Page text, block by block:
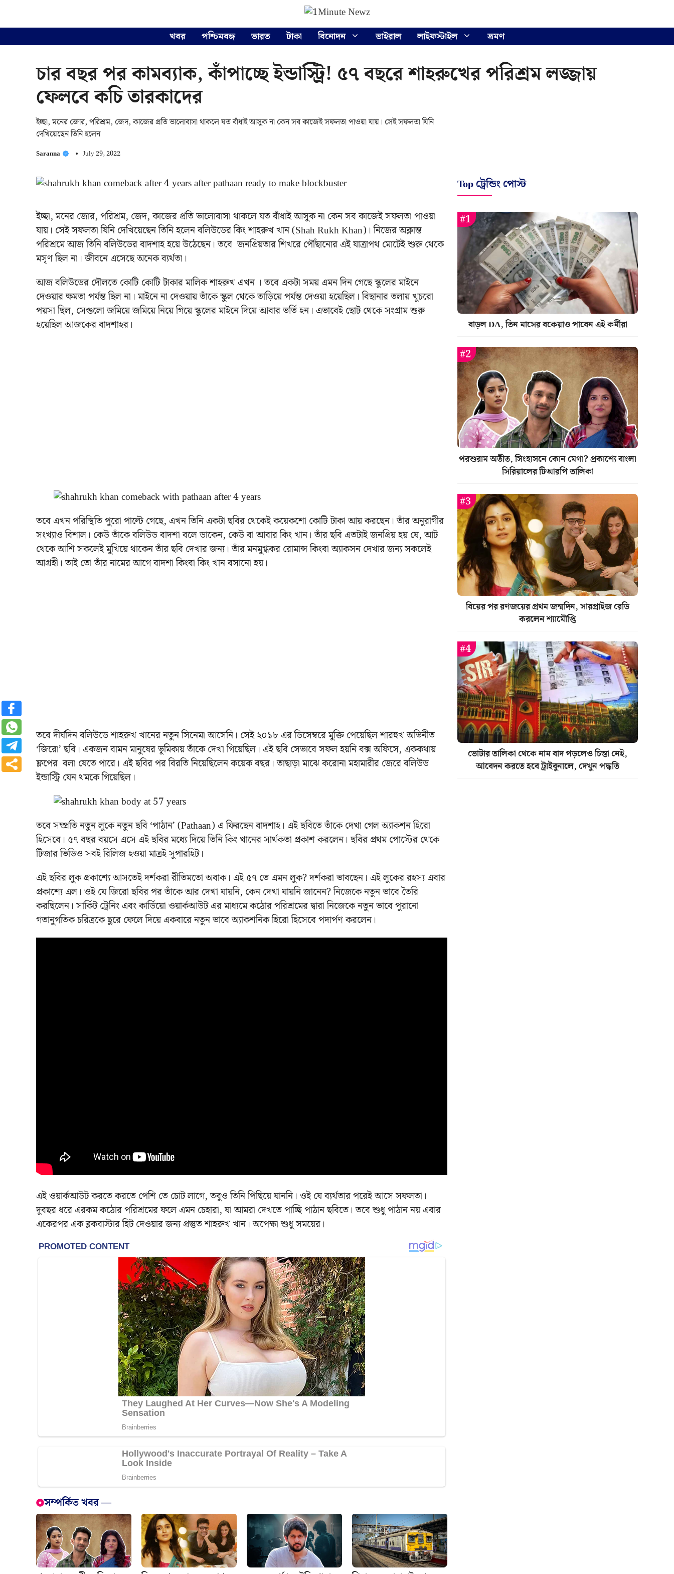
খবর পশ্চিমবঙ্গ ভারত টাকা বিনোদন ভাইরাল লাইফস্টাইল ভ্রমণ
চার বছর পর কামব্যাক, কাঁপাচ্ছে ইন্ডাস্ট্রি! ৫৭ বছরে শাহরুখের পরিশ্রম লজ্জায়
ফেলবে কচি তারকাদের
ইচ্ছা, মনের জোর, পরিশ্রম, জেদ, কাজের প্রতি ভালোবাসা থাকলে যত বাঁধাই আসুক না কেন সব কাজেই সফলতা পাওয়া যায়। সেই সফলতা যিনি
দেখিয়েছেন তিনি হলেন
Saranna July 29, 2022
ইচ্ছা, মনের জোর, পরিশ্রম, জেদ, কাজের প্রতি ভালোবাসা থাকলে যত বাঁধাই আসুক না কেন সব কাজেই সফলতা পাওয়া
যায়। সেই সফলতা যিনি দেখিয়েছেন তিনি হলেন বলিউডের কিং শাহরুখ খান (Shah Rukh Khan)। নিজের অক্লান্ত
পরিশ্রমে আজ তিনি বলিউডের বাদশাহ হয়ে উঠেছেন। তবে জনপ্রিয়তার শিখরে পৌঁছানোর এই যাত্রাপথ মোটেই শুরু থেকে
মসৃণ ছিল না। জীবনে এসেছে অনেক ব্যর্থতা।
আজ বলিউডের দৌলতে কোটি কোটি টাকার মালিক শাহরুখ এখন । তবে একটা সময় এমন দিন গেছে স্কুলের মাইনে
দেওয়ার ক্ষমতা পর্যন্ত ছিল না। মাইনে না দেওয়ায় তাঁকে স্কুল থেকে তাড়িয়ে পর্যন্ত দেওয়া হয়েছিল। বিছানার তলায় খুচরো
পয়সা ছিল, সেগুলো জমিয়ে জমিয়ে নিয়ে গিয়ে স্কুলের মাইনে দিয়ে আবার ভর্তি হন। এভাবেই ছোট থেকে সংগ্রাম শুরু
হয়েছিল আজকের বাদশাহর।
তবে এখন পরিস্থিতি পুরো পাল্টে গেছে, এখন তিনি একটা ছবির থেকেই কয়েকশো কোটি টাকা আয় করছেন। তাঁর অনুরাগীর
সংখ্যাও বিশাল। কেউ তাঁকে বলিউড বাদশা বলে ডাকেন, কেউ বা আবার কিং খান। তাঁর ছবি এতটাই জনপ্রিয় হয় যে, আট
থেকে আশি সকলেই মুখিয়ে থাকেন তাঁর ছবি দেখার জন্য। তাঁর মনমুগ্ধকর রোমান্স কিংবা অ্যাকসন দেখার জন্য সকলেই
আগ্রহী। তাই তো তাঁর নামের আগে বাদশা কিংবা কিং খান বসানো হয়।
তবে দীর্ঘদিন বলিউডে শাহরুখ খানের নতুন সিনেমা আসেনি। সেই ২০১৮ এর ডিসেম্বরে মুক্তি পেয়েছিল শারহুখ অভিনীত
‘জিরো’ ছবি। একজন বামন মানুষের ভূমিকায় তাঁকে দেখা গিয়েছিল। এই ছবি সেভাবে সফল হয়নি বক্স অফিসে, এককথায়
ফ্লপের বলা যেতে পারে। এই ছবির পর বিরতি নিয়েছিলেন কয়েক বছর। তাছাড়া মাঝে করোনা মহামারীর জেরে বলিউড
ইন্ডাস্ট্রি যেন থমকে গিয়েছিল।
তবে সম্প্রতি নতুন লুকে নতুন ছবি ‘পাঠান’ (Pathaan) এ ফিরছেন বাদশাহ। এই ছবিতে তাঁকে দেখা গেল অ্যাকশন হিরো
হিসেবে। ৫৭ বছর বয়সে এসে এই ছবির মধ্যে দিয়ে তিনি কিং খানের সার্থকতা প্রকাশ করলেন। ছবির প্রথম পোস্টের থেকে
টিজার ভিডিও সবই রিলিজ হওয়া মাত্রই সুপারহিট।
এই ছবির লুক প্রকাশ্যে আসতেই দর্শকরা রীতিমতো অবাক। এই ৫৭ তে এমন লুক? দর্শকরা ভাবছেন। এই লুকের রহস্য এবার
প্রকাশ্যে এল। ওই যে জিরো ছবির পর তাঁকে আর দেখা যায়নি, কেন দেখা যায়নি জানেন? নিজেকে নতুন ভাবে তৈরি
করছিলেন। সার্কিট ট্রেনিং এবং কার্ডিয়ো ওয়ার্কআউট এর মাধ্যমে কঠোর পরিশ্রমের দ্বারা নিজেকে নতুন ভাবে পুরানো
গতানুগতিক চরিত্রকে ছুরে ফেলে দিয়ে একবারে নতুন ভাবে অ্যাকশনিক হিরো হিসেবে পদার্পণ করলেন।
এই ওয়ার্কআউট করতে করতে পেশি তে চোট লাগে, তবুও তিনি পিছিয়ে যাননি। ওই যে ব্যর্থতার পরেই আসে সফলতা।
দুবছর ধরে এরকম কঠোর পরিশ্রমের ফলে এমন চেহারা, যা আমরা দেখতে পাচ্ছি পাঠান ছবিতে। তবে শুধু পাঠান নয় এবার
একেরপর এক ব্লকবাস্টার হিট দেওয়ার জন্য প্রস্তুত শাহরুখ খান। অপেক্ষা শুধু সময়ের।
সম্পর্কিত খবর —
Top ট্রেন্ডিং পোস্ট
বাড়ল DA, তিন মাসের বকেয়াও পাবেন এই কর্মীরা
পরশুরাম অতীত, সিংহাসনে কোন মেগা? প্রকাশ্যে বাংলা
সিরিয়ালের টিআরপি তালিকা
বিয়ের পর রণজয়ের প্রথম জন্মদিন, সারপ্রাইজ রেডি
করলেন শ্যামৌপ্তি
ভোটার তালিকা থেকে নাম বাদ পড়লেও চিন্তা নেই,
আবেদন করতে হবে ট্রাইবুনালে, দেখুন পদ্ধতি